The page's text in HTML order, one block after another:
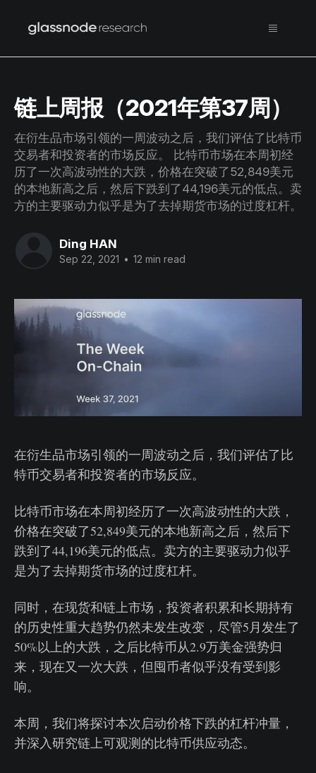
链上周报（2021年第37周）
在衍生品市场引领的一周波动之后，我们评估了比特币
交易者和投资者的市场反应。 比特币市场在本周初经
历了一次高波动性的大跌，价格在突破了52,849美元
的本地新高之后，然后下跌到了44,196美元的低点。卖
方的主要驱动力似乎是为了去掉期货市场的过度杠杆。
Ding HAN
Sep 22, 2021 • 12 min read
在衍生品市场引领的一周波动之后，我们评估了比
特币交易者和投资者的市场反应。
比特币市场在本周初经历了一次高波动性的大跌，
价格在突破了52,849美元的本地新高之后，然后下
跌到了44,196美元的低点。卖方的主要驱动力似乎
是为了去掉期货市场的过度杠杆。
同时，在现货和链上市场，投资者积累和长期持有
的历史性重大趋势仍然未发生改变，尽管5月发生了
50%以上的大跌，之后比特币从2.9万美金强势归
来，现在又一次大跌，但囤币者似乎没有受到影
响。
本周，我们将探讨本次启动价格下跌的杠杆冲量，
并深入研究链上可观测的比特币供应动态。